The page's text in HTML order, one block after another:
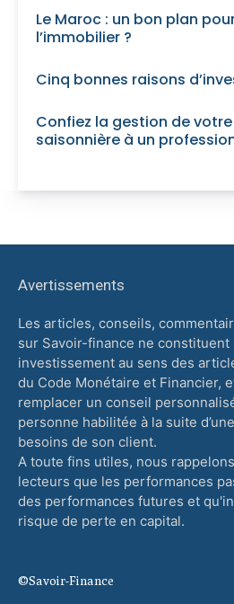
Le Maroc : un bon plan
l’immobilier ?
Cinq bonnes raisons
Confiez la gestion de
saisonnière à un
Avertissements
Les articles, conseils,
sur Savoir-finance ne constituent
investissement au sens des
du Code Monétaire et Financier,
remplacer un conseil
personne habilitée à la suite
besoins de son client.
A toute fins utiles, nous
lecteurs que les performances
des performances futures et
risque de perte en capital.
©Savoir-Finance